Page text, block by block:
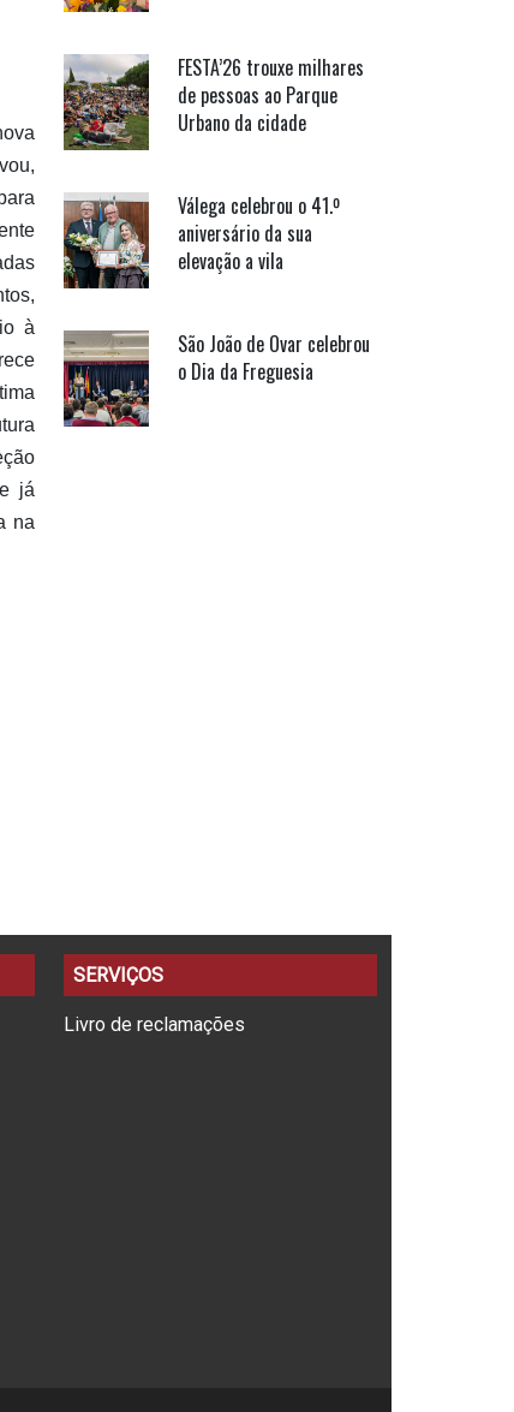
à
já
na
FESTA’26 trouxe milhares
de pessoas ao Parque
Urbano da cidade
Válega celebrou o 41.º
aniversário da sua
elevação a vila
São João de Ovar celebrou
o Dia da Freguesia
SERVIÇOS
Livro de reclamações